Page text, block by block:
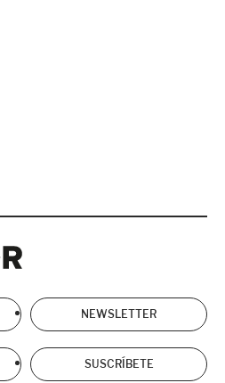
NEWSLETTER
SUSCRÍBETE